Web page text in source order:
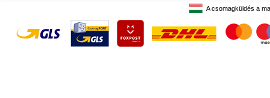
A csomagküldés a